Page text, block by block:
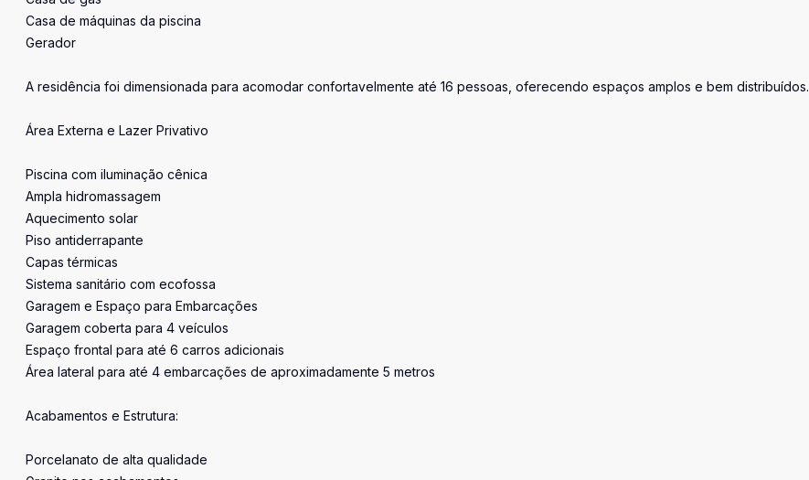
Casa de máquinas da piscina
Gerador
A residência foi dimensionada para acomodar confortavelmente até 16 pessoas, oferecendo espaços amplos e bem distribuídos.
Área Externa e Lazer Privativo
Piscina com iluminação cênica
Ampla hidromassagem
Aquecimento solar
Piso antiderrapante
Capas térmicas
Sistema sanitário com ecofossa
Garagem e Espaço para Embarcações
Garagem coberta para 4 veículos
Espaço frontal para até 6 carros adicionais
Área lateral para até 4 embarcações de aproximadamente 5 metros
Acabamentos e Estrutura:
Porcelanato de alta qualidade